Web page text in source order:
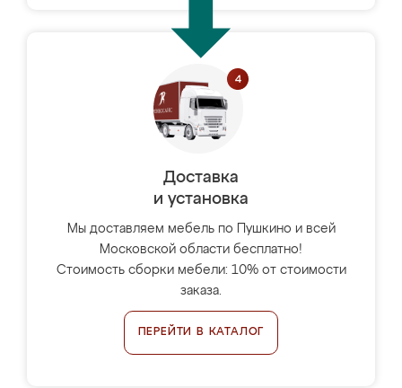
Доставка
и установка
Мы доставляем мебель по Пушкино и всей
Московской области бесплатно!
Стоимость сборки мебели: 10% от стоимости
заказа.
ПЕРЕЙТИ В КАТАЛОГ